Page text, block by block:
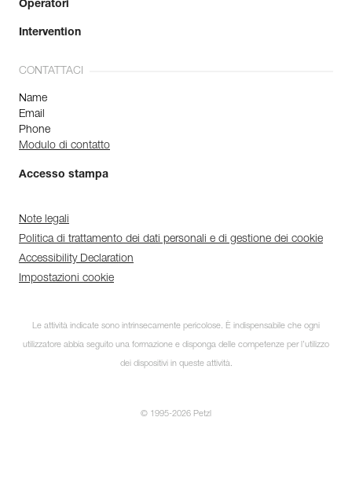
Operatori
Intervention
CONTATTACI
Name
Email
Phone
Modulo di contatto
Accesso stampa
Note legali
Politica di trattamento dei dati personali e di gestione dei cookie
Accessibility Declaration
Impostazioni cookie
Le attività indicate sono intrinsecamente pericolose. È indispensabile che ogni
utilizzatore abbia seguito una formazione e disponga delle competenze per l’utilizzo
dei dispositivi in queste attività.
© 1995-2026 Petzl